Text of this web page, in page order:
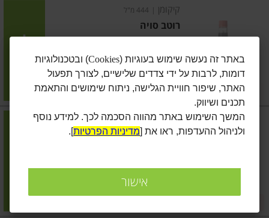
קיקומן 444 מ"ל
רוטב סויה
מחיר מבצע ₪17.90
₪21.90
₪4.93 ל-100 מ"ל במבצע! ₪17.90
הוסיפו
קנור | 370 גרם
רוטב טריאקי
₪13.90
הוסיפו
באתר זה נעשה שימוש בעוגיות (Cookies) ובטכנולוגיות
דומות, לרבות על ידי צדדים שלישיים, לצורך תפעול
האתר, שיפור חוויית הגלישה, ניתוח שימושים והתאמת
תכנים ושיווק.
המשך השימוש באתר מהווה הסכמה לכך. למידע נוסף
ולניהול ההעדפות, ראו את [מדיניות הפרטיות].
אישור